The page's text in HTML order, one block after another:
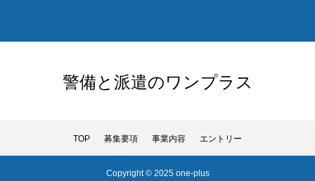
警備と派遣のワンプラス
TOP 募集要項 事業内容 エントリー
Copyright © 2025 one-plus